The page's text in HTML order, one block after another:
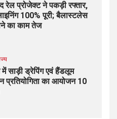
रेल प्रोजेक्ट ने पकड़ी रफ्तार,
100% पूरी; बैलास्टलेस
का काम तेज
में साड़ी ड्रेपिंग एवं हैंडलूम
प्रतियोगिता का आयोजन 10